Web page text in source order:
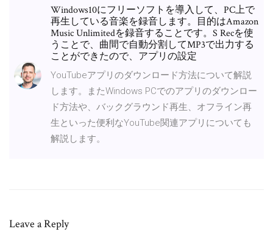
Windows10にフリーソフトを導入して、PC上で
再生している音楽を録音します。目的はAmazon
Music Unlimitedを録音することです。S Recを使
うことで、曲間で自動分割してMP3で出力する
ことができたので、アプリの設定
YouTubeアプリのダウンロード方法について解説
します。またWindows PCでのアプリのダウンロー
ド方法や、バックグラウンド再生、オフライン再
生といった便利なYouTube関連アプリについても
解説します。
Leave a Reply